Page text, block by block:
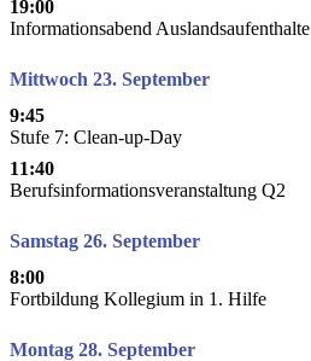
19:00
Informationsabend Auslandsaufenthalte
Mittwoch 23. September
9:45
Stufe 7: Clean-up-Day
11:40
Berufsinformationsveranstaltung Q2
Samstag 26. September
8:00
Fortbildung Kollegium in 1. Hilfe
Montag 28. September